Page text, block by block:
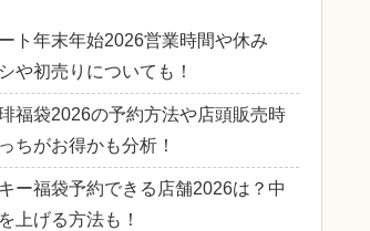
ト年末年始2026営業時間や休み
や初売りについても！
福袋2026の予約方法や店頭販売時
ちがお得かも分析！
ー福袋予約できる店舗2026は？中
上げる方法も！